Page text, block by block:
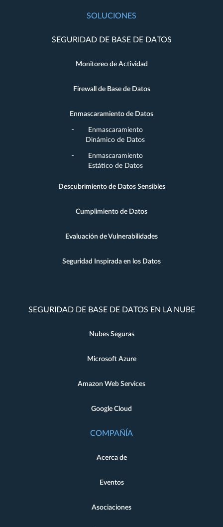
SOLUCIONES
SEGURIDAD DE BASE DE DATOS
Monitoreo de Actividad
Firewall de Base de Datos
Enmascaramiento de Datos
Enmascaramiento
Dinámico de Datos
Enmascaramiento
Estático de Datos
Descubrimiento de Datos Sensibles
Cumplimiento de Datos
Evaluación de Vulnerabilidades
Seguridad Inspirada en los Datos
SEGURIDAD DE BASE DE DATOS EN LA NUBE
Nubes Seguras
Microsoft Azure
Amazon Web Services
Google Cloud
COMPAÑÍA
Acerca de
Eventos
Asociaciones